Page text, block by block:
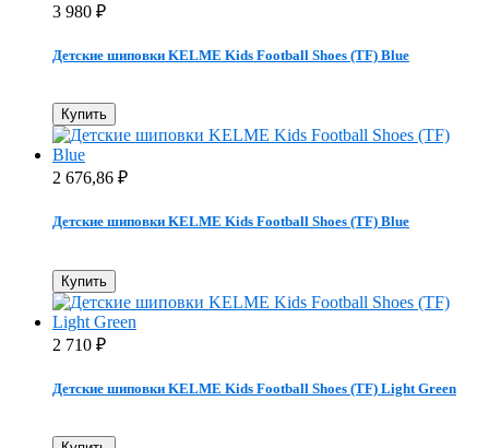
3 980 ₽
Детские шиповки KELME Kids Football Shoes (TF) Blue
Купить
2 676,86 ₽
Детские шиповки KELME Kids Football Shoes (TF) Blue
Купить
2 710 ₽
Детские шиповки KELME Kids Football Shoes (TF) Light Green